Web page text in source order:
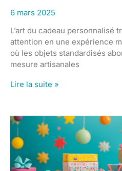
6 mars 2025
L’art du cadeau personnalisé
attention en une expérience
où les objets standardisés
mesure artisanales
Lire la suite »